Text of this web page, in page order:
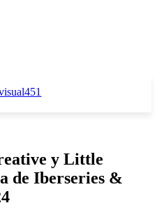
y Little
de Iberseries &